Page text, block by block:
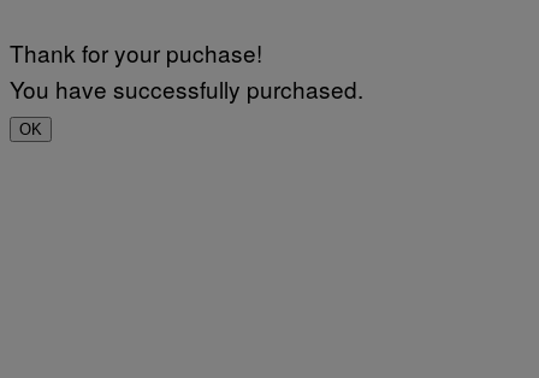
Thank for your puchase!
You have successfully purchased.
OK